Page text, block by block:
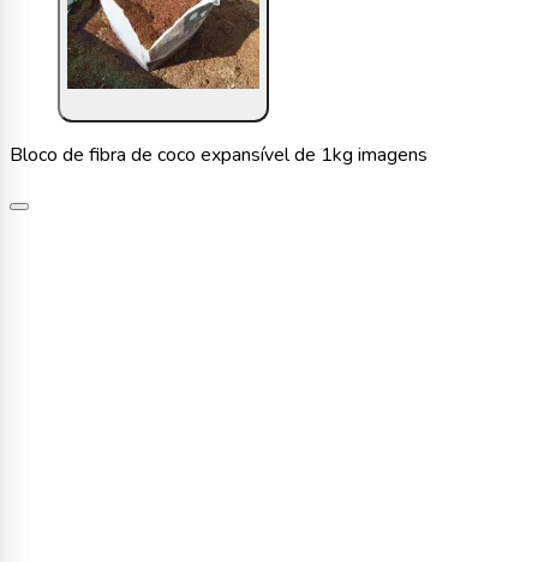
Bloco de fibra de coco expansível de 1kg imagens